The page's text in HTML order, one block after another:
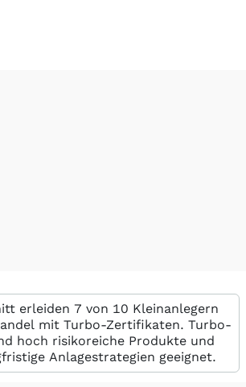
erleiden 7 von 10 Kleinanlegern
mit Turbo-Zertifikaten. Turbo-
hoch risikoreiche Produkte und
Anlagestrategien geeignet.